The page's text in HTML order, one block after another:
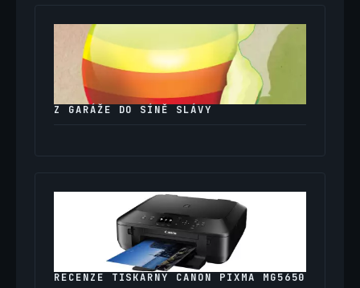
Z GARÁŽE DO SÍNĚ SLÁVY
RECENZE TISKÁRNY CANON PIXMA MG5650